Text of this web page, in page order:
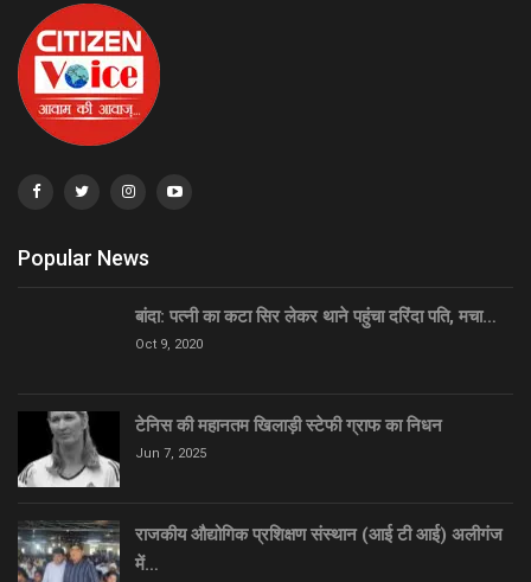
Popular News
बांदा: पत्नी का कटा सिर लेकर थाने पहुंचा दरिंदा पति, मचा…
Oct 9, 2020
टेनिस की महानतम खिलाड़ी स्टेफी ग्राफ का निधन
Jun 7, 2025
राजकीय औद्योगिक प्रशिक्षण संस्थान (आई टी आई) अलीगंज
में…